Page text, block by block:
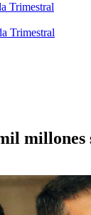
Trimestral
Trimestral